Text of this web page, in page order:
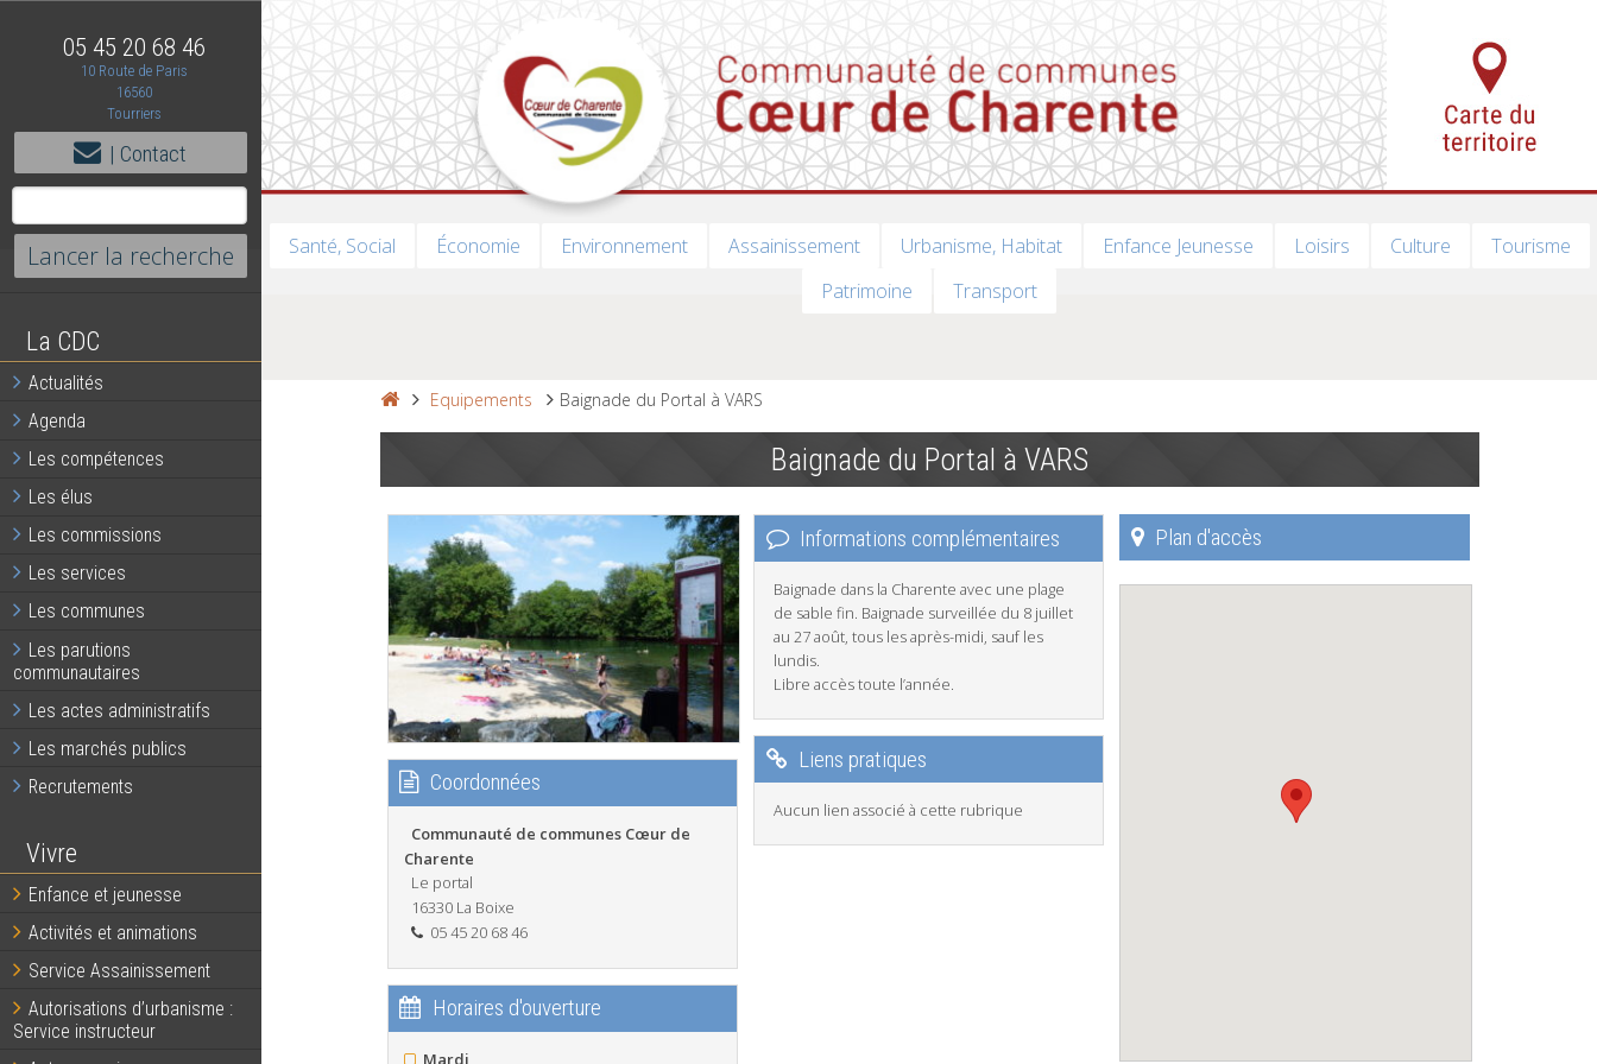
05 45 20 68 46
10 Route de Paris
16560
Tourriers
| Contact
La CDC
Actualités
Agenda
Les compétences
Les élus
Les commissions
Les services
Les communes
Les parutions
communautaires
Les actes administratifs
Les marchés publics
Recrutements
Vivre
Enfance et jeunesse
Activités et animations
Service Assainissement
Autorisations d’urbanisme :
Service instructeur
Santé, Social Économie Environnement Assainissement Urbanisme, Habitat Enfance Jeunesse Loisirs Culture
Tourisme
Patrimoine
Transport
Equipements Baignade du Portal à VARS
Baignade du Portal à VARS
Coordonnées
Communauté de communes Cœur de
Charente
Le portal
16330 La Boixe
05 45 20 68 46
Horaires d'ouverture
Mardi
Informations complémentaires
Baignade dans la Charente avec une plage
de sable fin. Baignade surveillée du 8 juillet
au 27 août, tous les après-midi, sauf les
lundis.
Libre accès toute l’année.
Liens pratiques
Aucun lien associé à cette rubrique
Plan d'accès